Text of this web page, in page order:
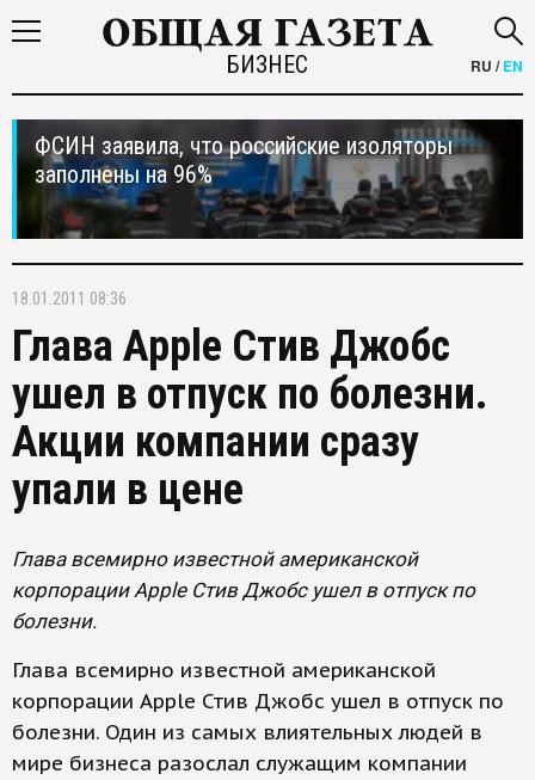
БИЗНЕС RU /EN
ФСИН заявила, что российские изоляторы
заполнены на 96%
18.01.2011 08:36
Глава Apple Стив Джобс
ушел в отпуск по болезни.
Акции компании сразу
упали в цене
Глава всемирно известной американской
корпорации Apple Стив Джобс ушел в отпуск по
болезни.
Глава всемирно известной американской
корпорации Apple Стив Джобс ушел в отпуск по
болезни. Один из самых влиятельных людей в
мире бизнеса разослал служащим компании